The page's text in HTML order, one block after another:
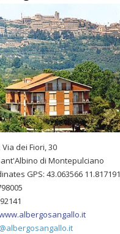
Via dei Fiori, 30
di Montepulciano
GPS: 43.063566 11.817191